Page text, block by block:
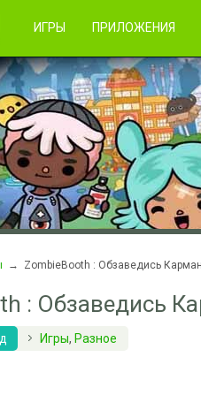
Правила пользования
ИГРЫ ПРИЛОЖЕНИЯ
→ ZombieBooth : Обзаведись
: Обзаведись
Игры, Разное